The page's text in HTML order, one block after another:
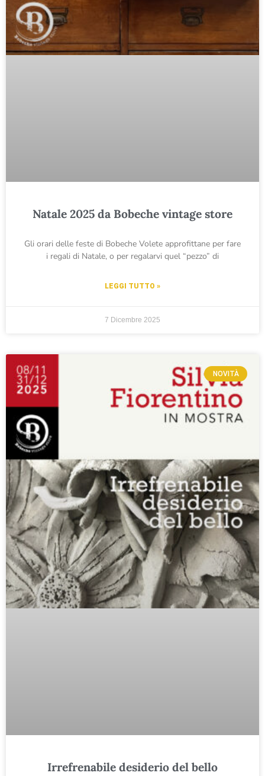
Natale 2025 da Bobeche vintage store
Gli orari delle feste di Bobeche Volete approfittane per fare
i regali di Natale, o per regalarvi quel “pezzo” di
LEGGI TUTTO »
7 Dicembre 2025
NOVITÀ
Irrefrenabile desiderio del bello